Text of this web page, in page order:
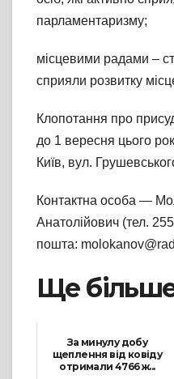
парламентаризму;
місцевими радами –
сприяли розвитку
Клопотання про
до 1 вересня цього
Київ, вул.
Контактна особа —
Анатолійович (тел.
пошта:
Ще
За минулу добу
щеплення від ковіду
отримали 4766 ж...